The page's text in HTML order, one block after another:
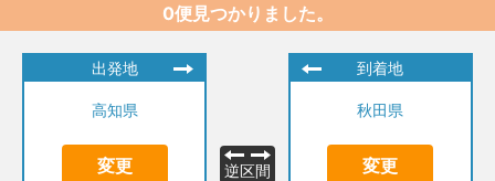
0便見つかりました。
出発地
高知県
変更 逆区間
到着地
秋田県
変更